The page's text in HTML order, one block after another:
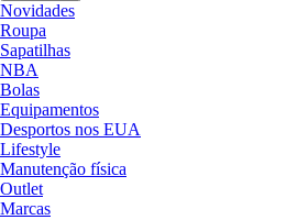
Novidades
Roupa
Sapatilhas
NBA
Bolas
Equipamentos
Desportos nos EUA
Lifestyle
Manutenção física
Outlet
Marcas